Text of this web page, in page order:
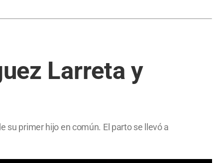
Larreta y
su primer hijo en común. El parto se llevó a